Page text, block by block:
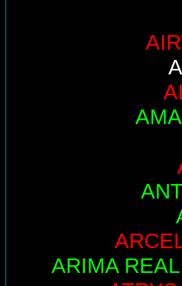
ARIMA